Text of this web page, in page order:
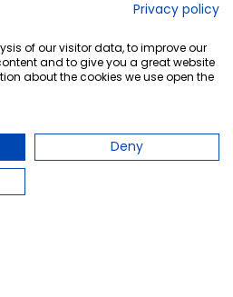
Privacy policy
of our visitor data, to improve our
and to give you a great website
about the cookies we use open the
Deny